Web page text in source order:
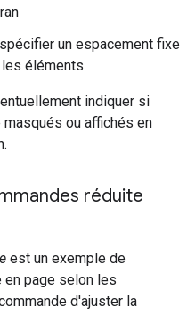
un espacement fixe
éléments
indiquer si
ou affichés en
réduite
est un exemple de
en page selon les
d'ajuster la